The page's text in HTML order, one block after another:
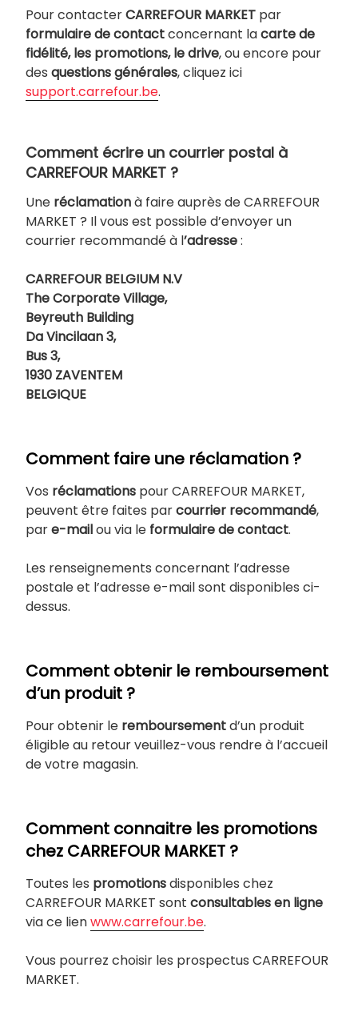
Pour contacterCARREFOUR MARKET par
formulaire de contactconcernant lacarte de
fidélité, les promotions, le drive, ou encore pour
des questions générales, cliquez ici
support.carrefour.be.
Comment écrire un courrier postal à
CARREFOUR MARKET ?
Une réclamationà faire auprès de CARREFOUR
MARKET ? Il vous est possible d’envoyer un
courrier recommandé à l’adresse:
CARREFOUR BELGIUM N.V
The Corporate Village,
Beyreuth Building
Da Vincilaan 3,
Bus 3,
1930 ZAVENTEM
BELGIQUE
Comment faire une réclamation ?
Vos réclamations pour CARREFOUR MARKET,
peuvent être faites parcourrier recommandé,
pare-mailou via le formulaire de contact.
Les renseignements concernant l’adresse
postale et l’adresse e-mail sont disponibles ci-
dessus.
Comment obtenir le remboursement
d’un produit ?
Pour obtenir le remboursementd’un produit
éligible au retour veuillez-vous rendre à l’accueil
de votre magasin.
Comment connaitre les promotions
chez CARREFOUR MARKET ?
Toutes les promotionsdisponibles chez
CARREFOUR MARKET sont consultables en ligne
via ce lienwww.carrefour.be.
Vous pourrez choisir les prospectus CARREFOUR
MARKET.